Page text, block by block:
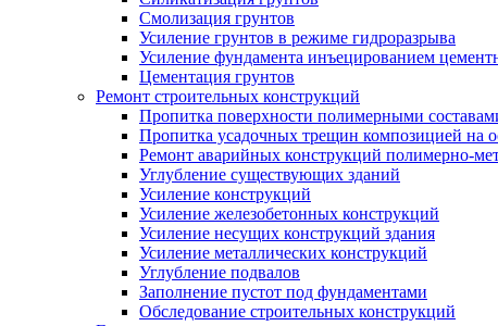
Смолизация грунтов
Усиление грунтов в режиме гидроразрыва
Усиление фундамента инъецированием
Цементация грунтов
Ремонт строительных конструкций
Пропитка поверхности полимерными
Пропитка усадочных трещин композицией на
Ремонт аварийных конструкций полимерно-
Углубление существующих зданий
Усиление конструкций
Усиление железобетонных конструкций
Усиление несущих конструкций здания
Усиление металлических конструкций
Углубление подвалов
Заполнение пустот под фундаментами
Обследование строительных конструкций